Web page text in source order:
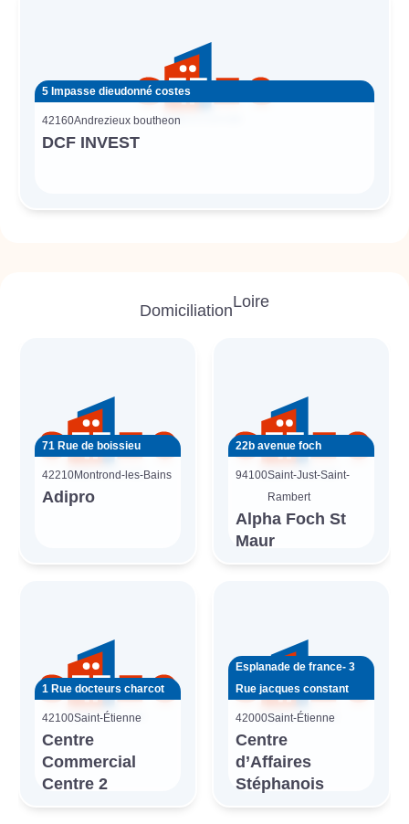
5 Impasse dieudonné costes
42160Andrezieux boutheon
DCF INVEST
DomiciliationLoire
71 Rue de boissieu
42210Montrond-les-Bains
Adipro
22b avenue foch
94100Saint-Just-Saint-
Rambert
Alpha Foch St
Maur
1 Rue docteurs charcot
42100Saint-Étienne
Centre
Commercial
Centre 2
Esplanade de france- 3
Rue jacques constant
42000Saint-Étienne
Centre
d’Affaires
Stéphanois